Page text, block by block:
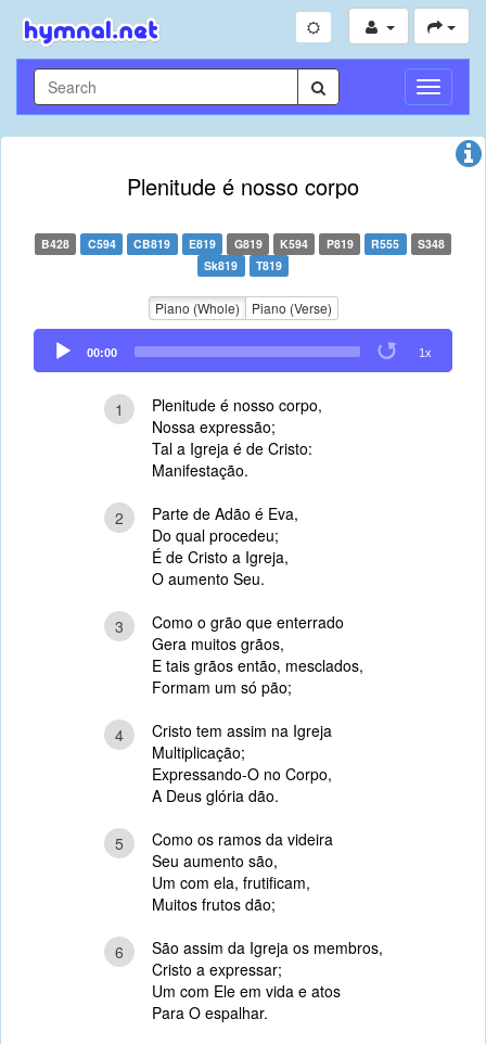
Toggle
Plenitude é nosso corpo
B428 C594 CB819 E819 G819 K594 P819 R555
S348
Sk819
T819
Piano (Whole) Piano (Verse)
Audio
Player
00:00 1x
1
Plenitude é nosso corpo,
Nossa expressão;
Tal a Igreja é de Cristo:
Manifestação.
2
Parte de Adão é Eva,
Do qual procedeu;
É de Cristo a Igreja,
O aumento Seu.
3
Como o grão que enterrado
Gera muitos grãos,
E tais grãos então, mesclados,
Formam um só pão;
4
Cristo tem assim na Igreja
Multiplicação;
Expressando-O no Corpo,
A Deus glória dão.
5
Como os ramos da videira
Seu aumento são,
Um com ela, frutificam,
Muitos frutos dão;
6
São assim da Igreja os membros,
Cristo a expressar;
Um com Ele em vida e atos
Para O espalhar.